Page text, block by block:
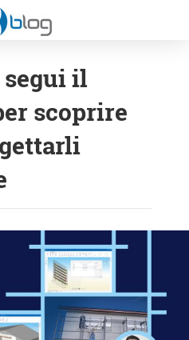
segui il
scoprire